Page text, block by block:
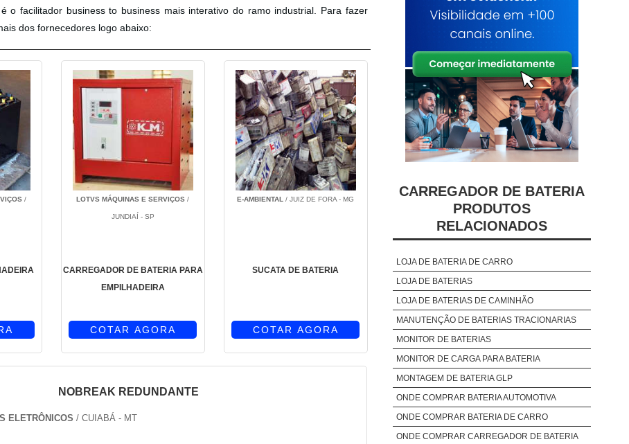
o facilitador business to business mais interativo do ramo industrial. Para fazer
dos fornecedores logo abaixo:
/ LOTVS MÁQUINAS E SERVIÇOS /
JUNDIAÍ - SP
CARREGADOR DE BATERIA PARA
EMPILHADEIRA
COTAR AGORA
E-AMBIENTAL / JUIZ DE FORA - MG
SUCATA DE BATERIA
COTAR AGORA
NOBREAK REDUNDANTE
ELETRÔNICOS/ CUIABÁ - MT
CARREGADOR DE BATERIA
PRODUTOS
RELACIONADOS
LOJA DE BATERIA DE CARRO
LOJA DE BATERIAS
LOJA DE BATERIAS DE CAMINHÃO
MANUTENÇÃO DE BATERIAS TRACIONARIAS
MONITOR DE BATERIAS
MONITOR DE CARGA PARA BATERIA
MONTAGEM DE BATERIA GLP
ONDE COMPRAR BATERIA AUTOMOTIVA
ONDE COMPRAR BATERIA DE CARRO
ONDE COMPRAR CARREGADOR DE BATERIA